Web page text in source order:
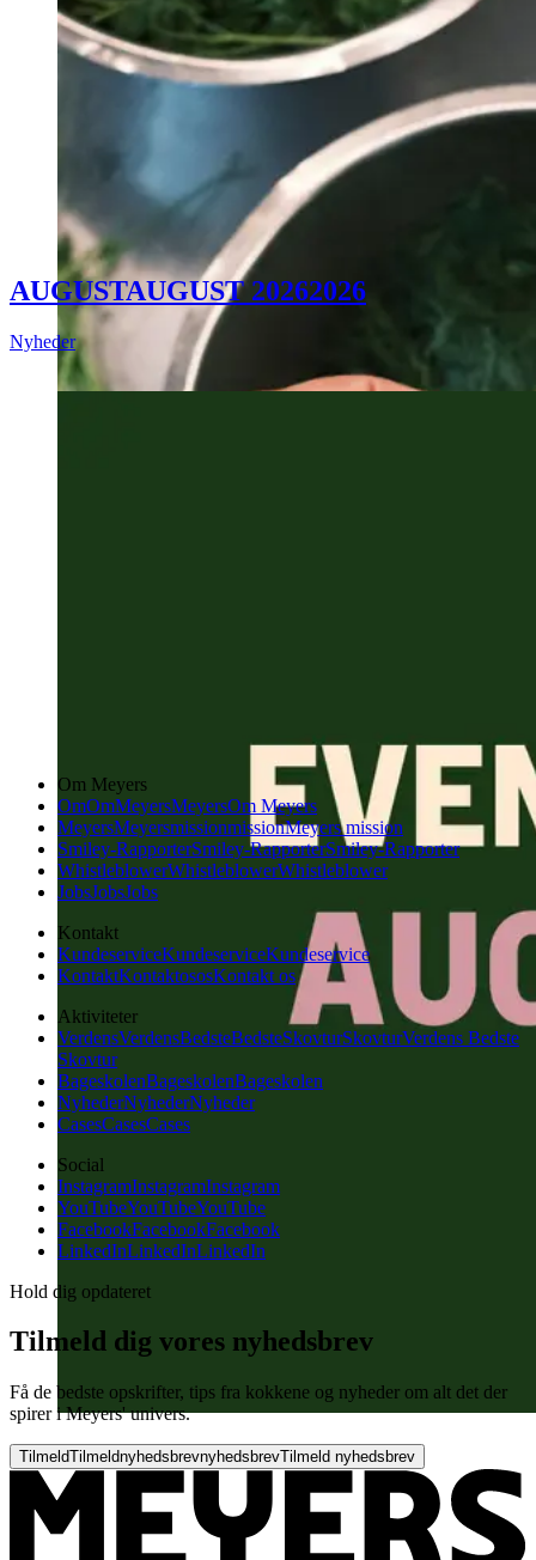
AUGUSTAUGUST 20262026
Nyheder
Om Meyers
OmOmMeyersMeyersOm Meyers
MeyersMeyersmissionmissionMeyers mission
Smiley-RapporterSmiley-RapporterSmiley-Rapporter
WhistleblowerWhistleblowerWhistleblower
JobsJobsJobs
Kontakt
KundeserviceKundeserviceKundeservice
KontaktKontaktososKontakt os
Aktiviteter
VerdensVerdensBedsteBedsteSkovturSkovturVerdens Bedste
Skovtur
BageskolenBageskolenBageskolen
NyhederNyhederNyheder
CasesCasesCases
Social
InstagramInstagramInstagram
YouTubeYouTubeYouTube
FacebookFacebookFacebook
LinkedInLinkedInLinkedIn
Hold dig opdateret
Tilmeld dig vores nyhedsbrev
Få de bedste opskrifter, tips fra kokkene og nyheder om alt det der
spirer i Meyers' univers.
TilmeldTilmeldnyhedsbrevnyhedsbrevTilmeld nyhedsbrev